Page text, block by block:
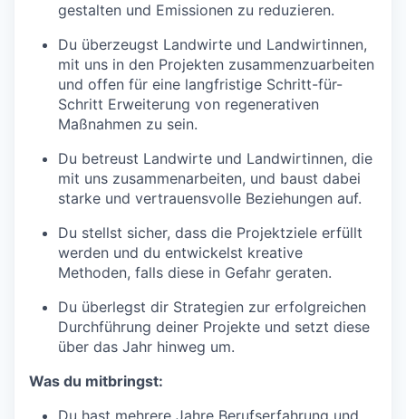
gestalten und Emissionen zu reduzieren.
Du überzeugst Landwirte und Landwirtinnen,
mit uns in den Projekten zusammenzuarbeiten
und offen für eine langfristige Schritt-für-
Schritt Erweiterung von regenerativen
Maßnahmen zu sein.
Du betreust Landwirte und Landwirtinnen, die
mit uns zusammenarbeiten, und baust dabei
starke und vertrauensvolle Beziehungen auf.
Du stellst sicher, dass die Projektziele erfüllt
werden und du entwickelst kreative
Methoden, falls diese in Gefahr geraten.
Du überlegst dir Strategien zur erfolgreichen
Durchführung deiner Projekte und setzt diese
über das Jahr hinweg um.
Was du mitbringst:
Du hast mehrere Jahre Berufserfahrung und